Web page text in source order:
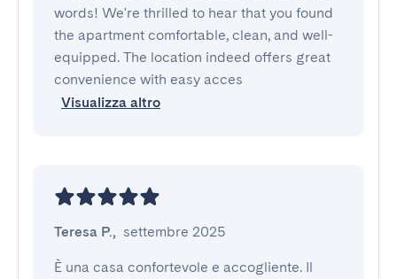
words! We're thrilled to hear that you found
the apartment comfortable, clean, and well-
equipped. The location indeed offers great
convenience with easy acces
Visualizza altro
Teresa P., settembre 2025
È una casa confortevole e accogliente. Il